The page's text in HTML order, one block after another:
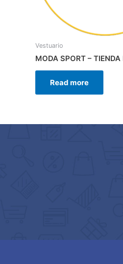
Vestuario
MODA SPORT – TIENDA
Read more